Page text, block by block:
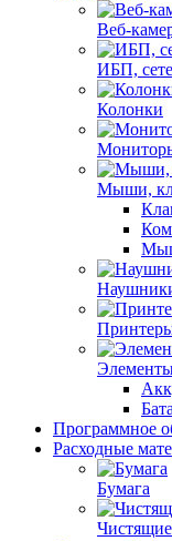
Веб-
ИБП,
Колонки
Мыши,
Программное
Расходные
Бумага
Чистящие